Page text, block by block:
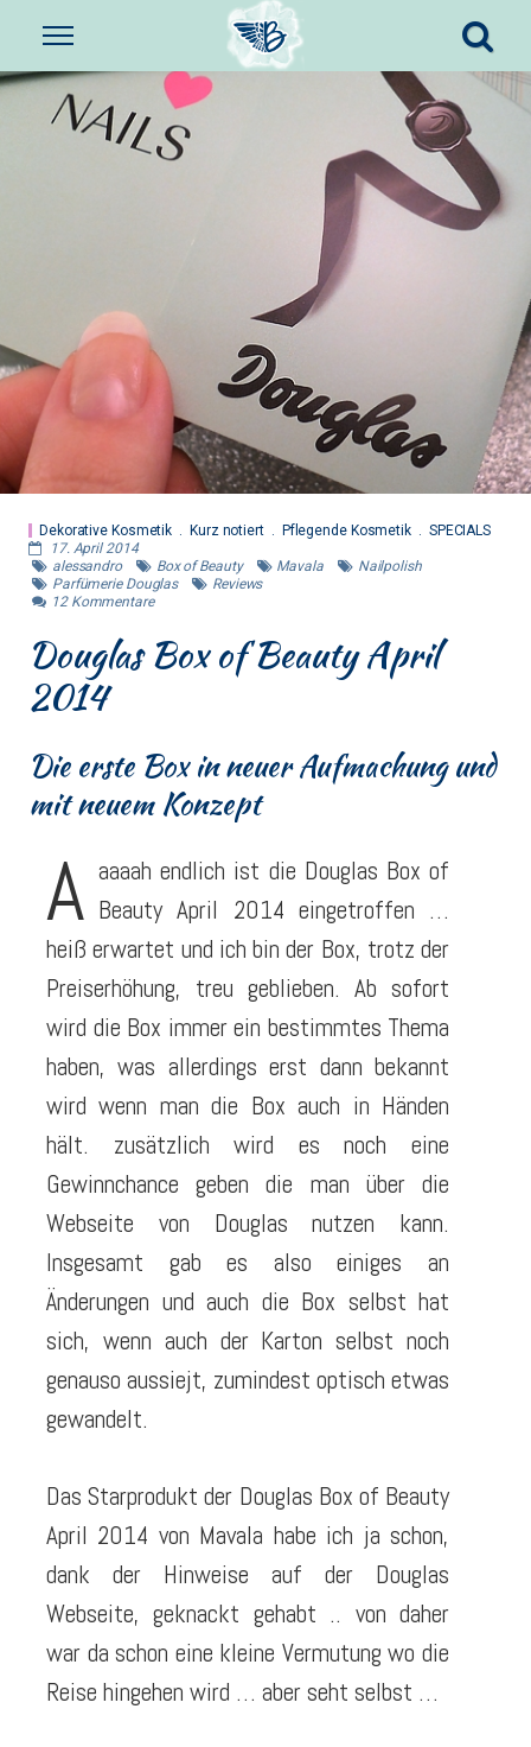
Dekorative Kosmetik Kurz notiert Pflegende Kosmetik
SPECIALS
17. April 2014
alessandro
Box of Beauty Mavala
Nailpolish
Parfümerie Douglas
Reviews
12 Kommentare
Douglas Box of Beauty April
2014
Die erste Box in neuer Aufmachung und
mit neuem Konzept
A aaaah endlich ist die Douglas Box of
Beauty April 2014 eingetroffen …
heiß erwartet und ich bin der Box, trotz der
Preiserhöhung, treu geblieben. Ab sofort
wird die Box immer ein bestimmtes Thema
haben, was allerdings erst dann bekannt
wird wenn man die Box auch in Händen
hält. zusätzlich wird es noch eine
Gewinnchance geben die man über die
Webseite von Douglas nutzen kann.
Insgesamt gab es also einiges an
Änderungen und auch die Box selbst hat
sich, wenn auch der Karton selbst noch
genauso aussiejt, zumindest optisch etwas
gewandelt.
Das Starprodukt der Douglas Box of Beauty
April 2014 von Mavala habe ich ja schon,
dank der Hinweise auf der Douglas
Webseite, geknackt gehabt .. von daher
war da schon eine kleine Vermutung wo die
Reise hingehen wird … aber seht selbst …